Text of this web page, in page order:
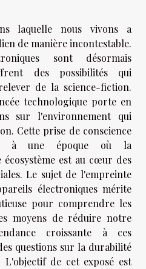
laquelle nous vivons a
de manière incontestable.
sont désormais
des possibilités qui
de la science-fiction.
technologique porte en
sur l'environnement qui
Cette prise de conscience
à une époque où la
est au cœur des
Le sujet de l'empreinte
électroniques mérite
pour comprendre les
moyens de réduire notre
croissante à ces
questions sur la durabilité
L'objectif de cet exposé est